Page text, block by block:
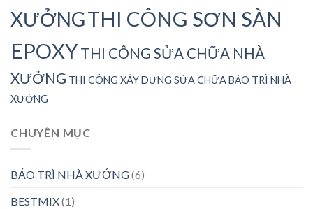
XƯỞNGTHI CÔNG SƠN SÀN
EPOXYTHI CÔNG SỬA CHỮA NHÀ
XƯỞNG THI CÔNG XÂY DỰNG SỬA CHỮA BẢO TRÌ NHÀ
XƯỞNG
CHUYÊN MỤC
BẢO TRÌ NHÀ XƯỞNG(6)
BESTMIX(1)